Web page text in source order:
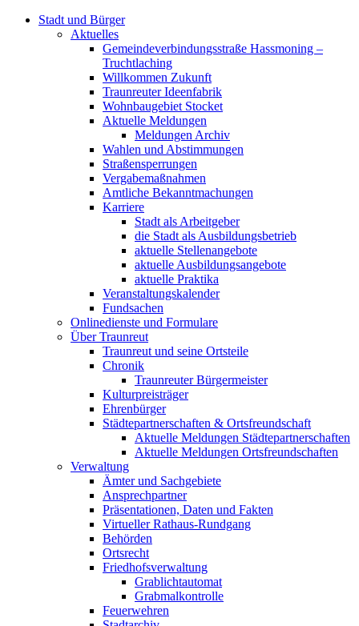
Stadt und Bürger
Aktuelles
Gemeindeverbindungsstraße Hassmoning –
Truchtlaching
Willkommen Zukunft
Traunreuter Ideenfabrik
Wohnbaugebiet Stocket
Aktuelle Meldungen
Meldungen Archiv
Wahlen und Abstimmungen
Straßensperrungen
Vergabemaßnahmen
Amtliche Bekanntmachungen
Karriere
Stadt als Arbeitgeber
die Stadt als Ausbildungsbetrieb
aktuelle Stellenangebote
aktuelle Ausbildungsangebote
aktuelle Praktika
Veranstaltungskalender
Fundsachen
Onlinedienste und Formulare
Über Traunreut
Traunreut und seine Ortsteile
Chronik
Traunreuter Bürgermeister
Kulturpreisträger
Ehrenbürger
Städtepartnerschaften & Ortsfreundschaft
Aktuelle Meldungen Städtepartnerschaften
Aktuelle Meldungen Ortsfreundschaften
Verwaltung
Ämter und Sachgebiete
Ansprechpartner
Präsentationen, Daten und Fakten
Virtueller Rathaus-Rundgang
Behörden
Ortsrecht
Friedhofsverwaltung
Grablichtautomat
Grabmalkontrolle
Feuerwehren